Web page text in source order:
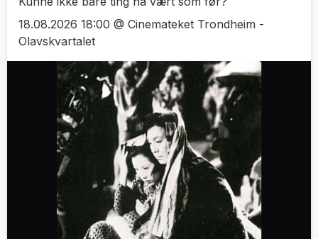
18.08.2026 18:00 @ Cinemateket Trondheim -
Olavskvartalet